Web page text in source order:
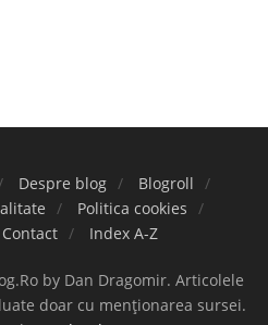
Despre blog
Blogroll
Politica cookies
Contact Index A-Z
by Dan Dragomir. Articolele
doar cu menționarea sursei.